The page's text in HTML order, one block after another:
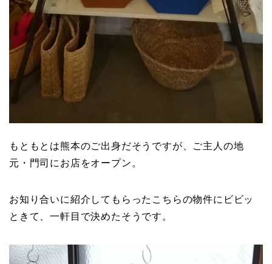
もともとは熊本のご出身だそうですが、ご主人の地
元・門司にお店をオープン。
お知り合いに紹介してもらったこちらの物件にビビッ
ときて、一軒目で決めたそうです。